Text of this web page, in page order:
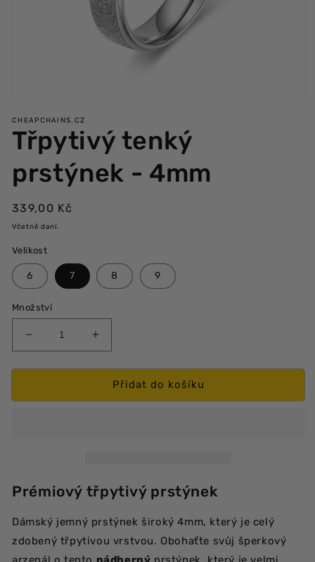
1
v
modálním
CHEAPCHAINS.CZ
Třpytivý tenký
prstýnek - 4mm
Běžná
cena
339,00 Kč
Včetně daní.
Velikost
6 7 8 9
Množství
množství
produktu
tenký
Zvýšit
množství
produktu
Třpytivý
tenký
Přidat do košíku
Prémiový třpytivý prstýnek
Dámský jemný prstýnek široký 4mm, který je celý
zdobený třpytivou vrstvou. Obohaťte svůj šperkový